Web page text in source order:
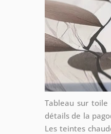
Tableau sur
détails de la
Les teintes